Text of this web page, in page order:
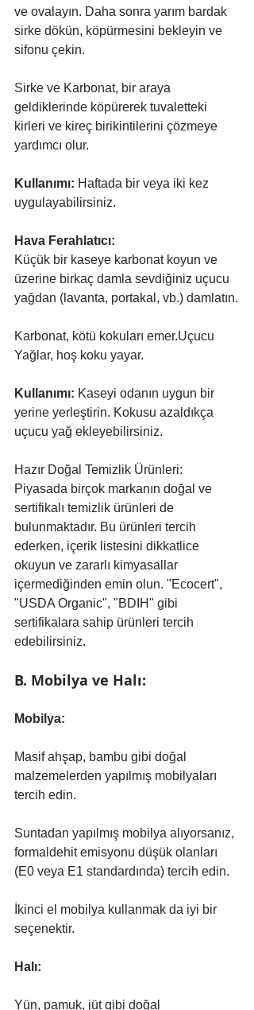
ve ovalayın. Daha sonra yarım bardak
sirke dökün, köpürmesini bekleyin ve
sifonu çekin.
Sirke ve Karbonat, bir araya
geldiklerinde köpürerek tuvaletteki
kirleri ve kireç birikintilerini çözmeye
yardımcı olur.
Kullanımı: Haftada bir veya iki kez
uygulayabilirsiniz.
Hava Ferahlatıcı:
Küçük bir kaseye karbonat koyun ve
üzerine birkaç damla sevdiğiniz uçucu
yağdan (lavanta, portakal, vb.) damlatın.
Karbonat, kötü kokuları emer.Uçucu
Yağlar, hoş koku yayar.
Kullanımı: Kaseyi odanın uygun bir
yerine yerleştirin. Kokusu azaldıkça
uçucu yağ ekleyebilirsiniz.
Hazır Doğal Temizlik Ürünleri:
Piyasada birçok markanın doğal ve
sertifikalı temizlik ürünleri de
bulunmaktadır. Bu ürünleri tercih
ederken, içerik listesini dikkatlice
okuyun ve zararlı kimyasallar
içermediğinden emin olun. "Ecocert",
"USDA Organic", "BDIH" gibi
sertifikalara sahip ürünleri tercih
edebilirsiniz.
B. Mobilya ve Halı:
Mobilya:
Masif ahşap, bambu gibi doğal
malzemelerden yapılmış mobilyaları
tercih edin.
Suntadan yapılmış mobilya alıyorsanız,
formaldehit emisyonu düşük olanları
(E0 veya E1 standardında) tercih edin.
İkinci el mobilya kullanmak da iyi bir
seçenektir.
Halı:
Yün, pamuk, jüt gibi doğal